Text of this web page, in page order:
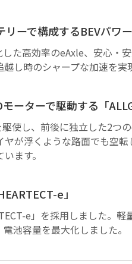
ーで構成するBEVパワ
た高効率のeAxle、安心
し時のシャープな加速を実
ーターで駆動する「
使し、前後に独立した2
が浮くような路面でも空
ます。
e」
e」を採用しました。
池容量を最大化しました。